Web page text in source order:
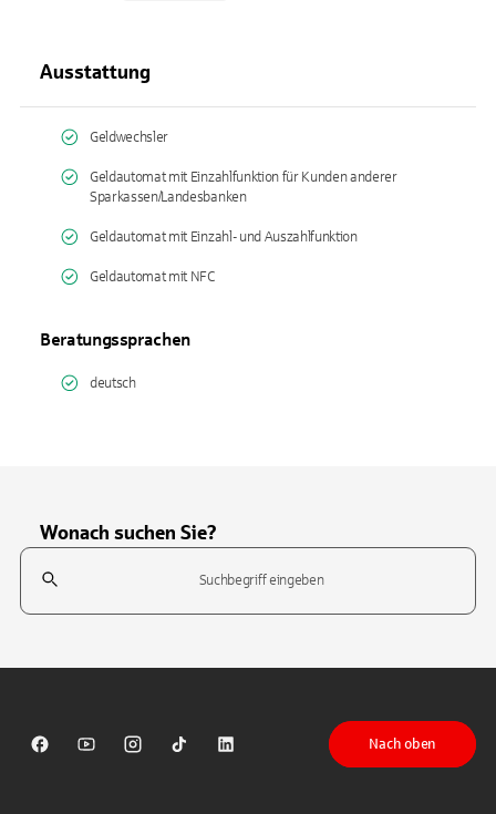
Ausstattung
Geldwechsler
Geldautomat mit Einzahlfunktion für Kunden anderer
Sparkassen/Landesbanken
Geldautomat mit Einzahl- und Auszahlfunktion
Geldautomat mit NFC
Beratungssprachen
deutsch
Wonach suchen Sie?
Suchfeld
Sparkasse auf Facebook
Sparkasse auf Youtube
Sparkasse auf Instagram
Sparkasse auf TikTok
Sparkasse auf LinkedIn
Nach oben